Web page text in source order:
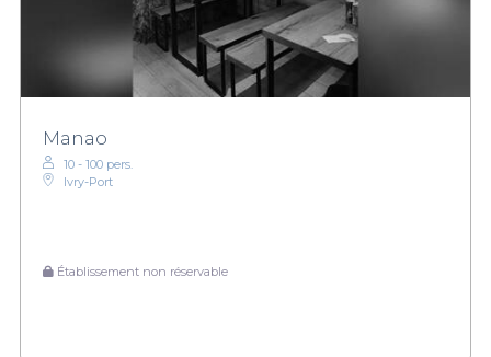
Manao
10 - 100 pers.
Ivry-Port
Établissement non réservable